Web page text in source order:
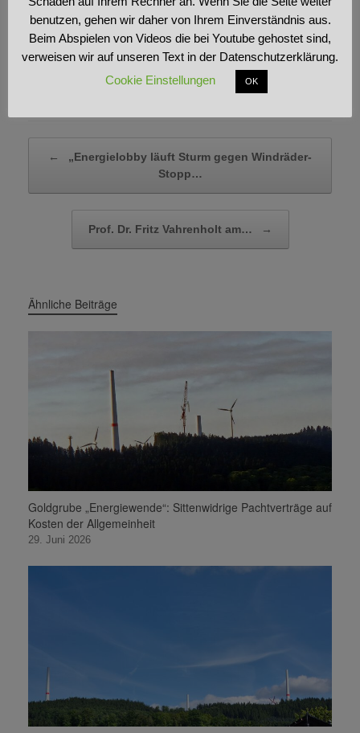
←
„Energielobby läuft Sturm gegen Windräder-
Stopp…
Prof. Dr. Fritz Vahrenholt am… →
Ähnliche Beiträge
Goldgrube „Energiewende“: Sittenwidrige Pachtverträge auf
Kosten der Allgemeinheit
29. Juni 2026
benutzen, gehen wir daher von Ihrem Einverständnis aus.
Beim Abspielen von Videos die bei Youtube gehostet sind,
verweisen wir auf unseren Text in der Datenschutzerklärung.
Cookie Einstellungen
OK